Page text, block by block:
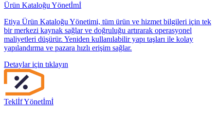
Ürün Kataloğu Yönetİmİ
Etiya Ürün Kataloğu Yönetimi, tüm ürün ve hizmet bilgileri için tek
bir merkezi kaynak sağlar ve doğruluğu artırarak operasyonel
maliyetleri düşürür. Yeniden kullanılabilir yapı taşları ile kolay
yapılandırma ve pazara hızlı erişim sağlar.
Detaylar için tıklayın
Teklİf Yönetİmİ